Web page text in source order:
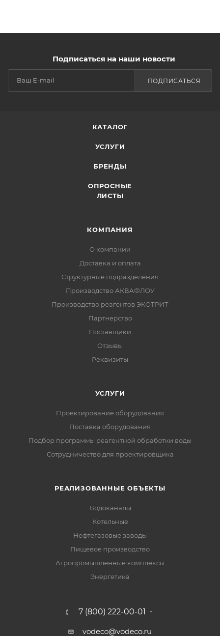
Подписаться на наши новости
ПОДПИСАТЬСЯ
КАТАЛОГ
УСЛУГИ
БРЕНДЫ
ОПРОСНЫЕ
ЛИСТЫ
КОМПАНИЯ
О компании
Доставка и оплата
Структурные подразделения
Производство АКВАФЛОУ
Производство реагентов ЭКОТРИТ
Партнерство
Поставщики
Отзывы
Реквизиты
УСЛУГИ
Проектирование оборудования
Поставка оборудования
Подбор программы реагентной обработки воды
Сотрудничество для проектировщика
РЕАЛИЗОВАННЫЕ ОБЪЕКТЫ
Водоканалы
Котельные
Нефтегазовые заводы
Пищевое производство
Агропромышленные комплексы
Энергетика
7 (800) 222-00-01
vodeco@vodeco.ru